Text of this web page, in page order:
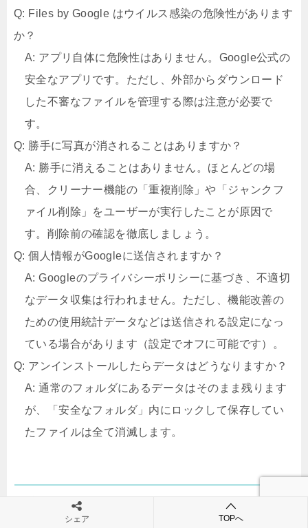
Q: Files by Google はウイルス感染の危険性があります
か？
A: アプリ自体に危険性はありません。Google公式の
安全なアプリです。ただし、外部からダウンロード
した不審なファイルを管理する際は注意が必要で
す。
Q: 勝手に写真が消されることはありますか？
A: 勝手に消えることはありません。ほとんどの場
合、クリーナー機能の「重複削除」や「ジャンクフ
ァイル削除」をユーザーが実行したことが原因で
す。削除前の確認を徹底しましょう。
Q: 個人情報がGoogleに送信されますか？
A: Googleのプライバシーポリシーに基づき、不適切
なデータ収集は行われません。ただし、機能改善の
ための使用統計データなどは送信される設定になっ
ている場合があります（設定でオフに可能です）。
Q: アンインストールしたらデータはどうなりますか？
A: 通常のフォルダにあるデータはそのまま残ります
が、「安全なフォルダ」内にロックして保存してい
たファイルは全て消滅します。
徹底解剖！Files by Googleの危険性【注意点ま
とめ】総括シェア TOPへ